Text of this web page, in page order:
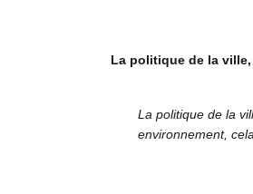
La politique de la
La politique de la
environnement,